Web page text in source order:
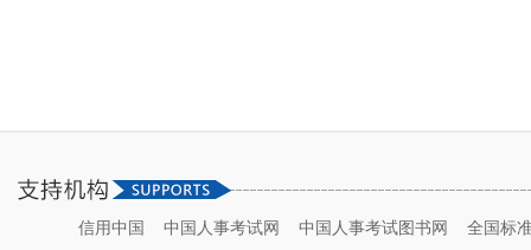
信用中国 中国人事考试网 中国人事考试图书网
全国标